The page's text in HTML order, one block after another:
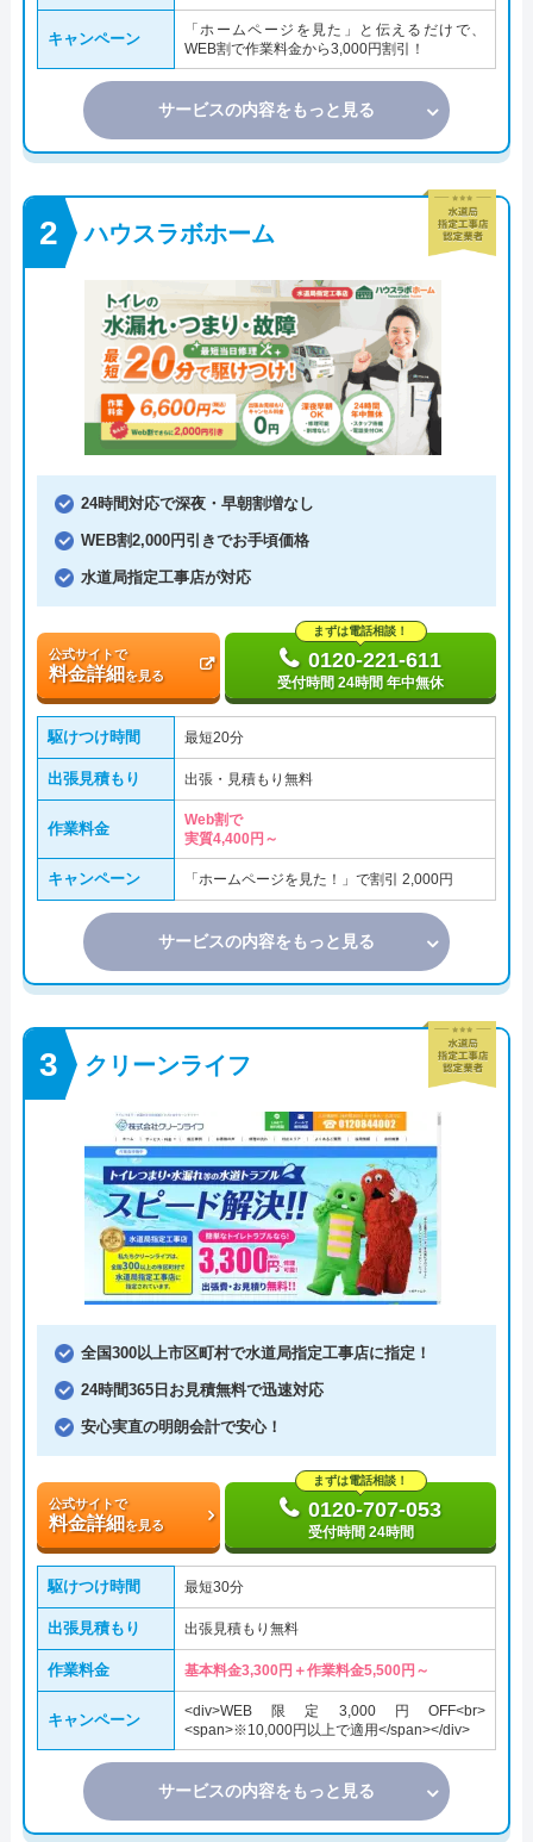
キャンペーン
「ホームページを見た」と伝えるだけで、
WEB割で作業料金から3,000円割引！
サービスの内容をもっと見る
ハウスラボホーム
24時間対応で深夜・早朝割増なし
WEB割2,000円引きでお手頃価格
水道局指定工事店が対応
公式サイトで
料金詳細を見る
まずは電話相談！
0120-221-611
受付時間 24時間 年中無休
駆けつけ時間 最短20分
出張見積もり 出張・見積もり無料
作業料金
Web割で
実質4,400円～
キャンペーン 「ホームページを見た！」で割引 2,000円
サービスの内容をもっと見る
クリーンライフ
全国300以上市区町村で水道局指定工事店に指定！
24時間365日お見積無料で迅速対応
安心実直の明朗会計で安心！
公式サイトで
料金詳細を見る
まずは電話相談！
0120-707-053
受付時間 24時間
駆けつけ時間 最短30分
出張見積もり 出張見積もり無料
作業料金 基本料金3,300円＋作業料金5,500円～
キャンペーン
<div>WEB限定3,000円OFF<br>
<span>※10,000円以上で適用</span></div>
サービスの内容をもっと見る